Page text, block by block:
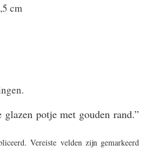
cm
glazen potje met gouden rand.”
Vereiste velden zijn gemarkeerd